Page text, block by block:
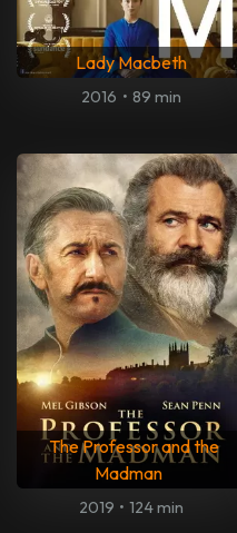
Lady Macbeth
2016 • 89 min
The Professor and the
Madman
2019 • 124 min